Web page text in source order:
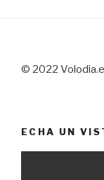
© 2022
ECHA UN